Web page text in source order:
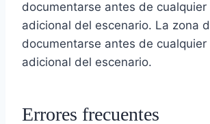
documentarse antes de cualquier
adicional del escenario. La zona
documentarse antes de cualquier
adicional del escenario.
Errores frecuentes